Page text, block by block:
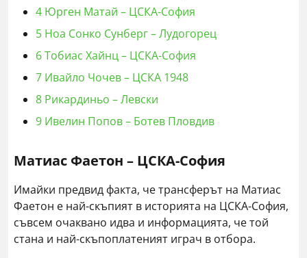
4 Юрген Матай – ЦСКА-София
5 Ноа Сонко Сунберг – Лудогорец
6Тобиас Хайнц – ЦСКА-София
7 Ивайло Чочев – ЦСКА 1948
8 Рикардиньо – Левски
9 Ивелин Попов – Ботев Пловдив
Матиас Фаетон – ЦСКА-София
Имайки предвид факта, че трансферът на Матиас
Фаетон е най-скъпият в историята на ЦСКА-София,
съвсем очаквано идва и информацията, че той
стана и най-скъпоплатеният играч в отбора.